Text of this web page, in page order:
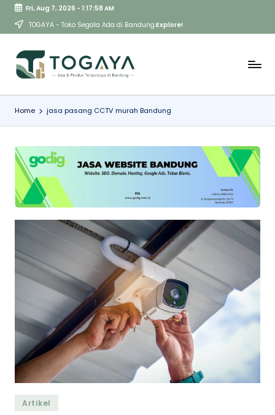
Skip
content
Fri, Aug 7, 2026 - 1:17:59 AM
TOGAYA - Toko Segala Ada di Bandung.Explore!
Home jasa pasang CCTV murah Bandung
Posted
Artikel